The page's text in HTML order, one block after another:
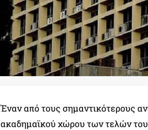
Έναν από τους σημαντικότερους
ακαδημαϊκού χώρου των τελών